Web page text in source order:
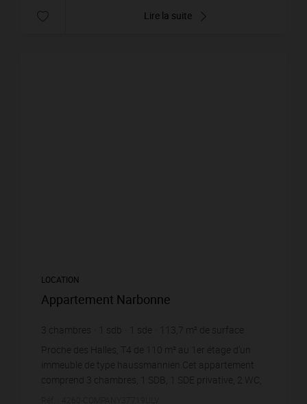
Lire la suite
LOCATION
Appartement Narbonne
3 chambres sdb sde 113,7 m² de surface
Proche des Halles, T4 de 110 m² au 1er étage d'un
immeuble de type haussmannien.Cet appartement
comprend 3 chambres, 1 SDB, 1 SDE privative, 2 WC,